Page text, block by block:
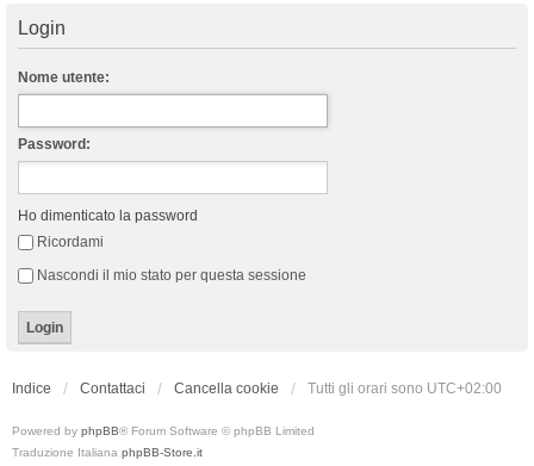
Login
Nome utente:
Password:
Ho dimenticato la password
Ricordami
Nascondi il mio stato per questa sessione
Indice Contattaci Cancella cookie Tutti gli orari sono UTC+02:00
Powered by phpBB® Forum Software © phpBB Limited
Traduzione Italiana phpBB-Store.it